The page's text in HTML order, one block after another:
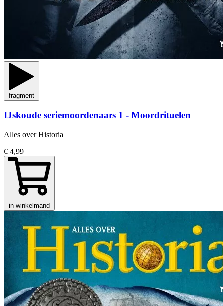
fragment
IJskoude seriemoordenaars 1 - Moordrituelen
Alles over Historia
€ 4,99
in winkelmand